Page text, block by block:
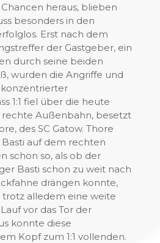
heraus, blieben
besonders in den
Erst nach dem
der Gastgeber, ein
durch seine beiden
wurden die Angriffe und
1:1 fiel über die heute
Außenbahn, besetzt
des SC Gatow. Thore
auf dem rechten
schon so, als ob der
Basti schon zu weit nach
drängen konnte,
alledem eine weite
vor das Tor der
konnte diese
Kopf zum 1:1 vollenden.